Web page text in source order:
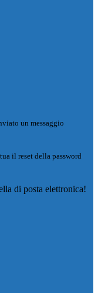
un messaggio
il reset della password
di posta elettronica!